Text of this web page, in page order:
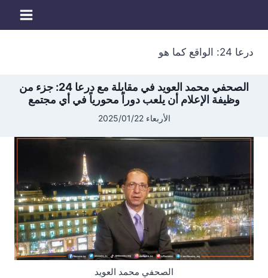
درعا 24: الواقع كما هو
الصحفي محمد العويد في مقابلة مع درعا 24: جزء من
وظيفة الإعلام أن يلعب دوراً محورياً في أي مجتمع
الأربعاء 2025/01/22
الصحفي محمد العويد